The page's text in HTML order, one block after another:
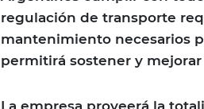
regulación de transporte
mantenimiento necesarios
permitirá sostener y
La empresa proveerá la